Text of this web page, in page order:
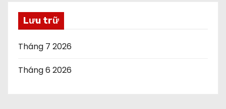
Lưu trữ
Tháng 7 2026
Tháng 6 2026